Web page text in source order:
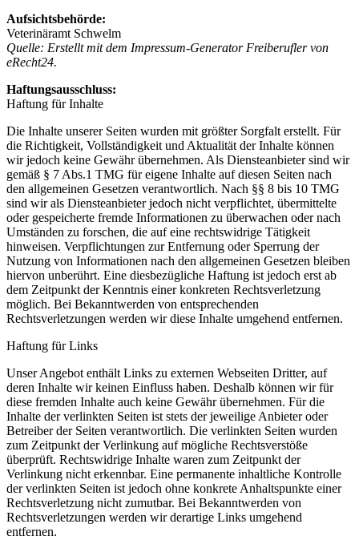
Aufsichtsbehörde:
Veterinäramt Schwelm
Quelle: Erstellt mit dem Impressum-Generator Freiberufler von
eRecht24.
Haftungsausschluss:
Haftung für Inhalte
Die Inhalte unserer Seiten wurden mit größter Sorgfalt erstellt. Für
die Richtigkeit, Vollständigkeit und Aktualität der Inhalte können
wir jedoch keine Gewähr übernehmen. Als Diensteanbieter sind wir
gemäß § 7 Abs.1 TMG für eigene Inhalte auf diesen Seiten nach
den allgemeinen Gesetzen verantwortlich. Nach §§ 8 bis 10 TMG
sind wir als Diensteanbieter jedoch nicht verpflichtet, übermittelte
oder gespeicherte fremde Informationen zu überwachen oder nach
Umständen zu forschen, die auf eine rechtswidrige Tätigkeit
hinweisen. Verpflichtungen zur Entfernung oder Sperrung der
Nutzung von Informationen nach den allgemeinen Gesetzen bleiben
hiervon unberührt. Eine diesbezügliche Haftung ist jedoch erst ab
dem Zeitpunkt der Kenntnis einer konkreten Rechtsverletzung
möglich. Bei Bekanntwerden von entsprechenden
Rechtsverletzungen werden wir diese Inhalte umgehend entfernen.
Haftung für Links
Unser Angebot enthält Links zu externen Webseiten Dritter, auf
deren Inhalte wir keinen Einfluss haben. Deshalb können wir für
diese fremden Inhalte auch keine Gewähr übernehmen. Für die
Inhalte der verlinkten Seiten ist stets der jeweilige Anbieter oder
Betreiber der Seiten verantwortlich. Die verlinkten Seiten wurden
zum Zeitpunkt der Verlinkung auf mögliche Rechtsverstöße
überprüft. Rechtswidrige Inhalte waren zum Zeitpunkt der
Verlinkung nicht erkennbar. Eine permanente inhaltliche Kontrolle
der verlinkten Seiten ist jedoch ohne konkrete Anhaltspunkte einer
Rechtsverletzung nicht zumutbar. Bei Bekanntwerden von
Rechtsverletzungen werden wir derartige Links umgehend
entfernen.